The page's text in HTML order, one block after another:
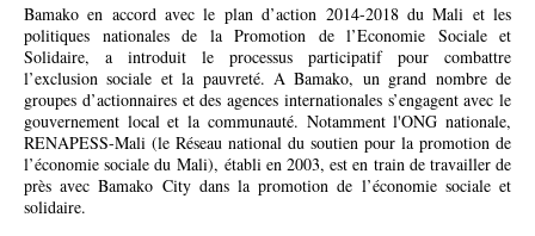
Bamako en accord avec le plan d’action 2014-2018du Mali etles
politiques nationales de la Promotion de l’Economie Sociale et
Solidaire, a introduit le processus participatif pour combattre
l’exclusion sociale et la pauvreté. A Bamako, un grand nombre de
groupes d’actionnaires et des agences internationales s’engagent avec le
gouvernement local et la communauté. Notamment l'ONG nationale,
RENAPESS-Mali (le Réseau national du soutien pour la promotion de
l’économie sociale du Mali), établi en 2003, est en train de travailler de
près avec Bamako City dans la promotion de l’économie sociale et
solidaire.